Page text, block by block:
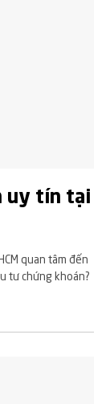
uy tín tại
quan tâm đến
tư chứng khoán?